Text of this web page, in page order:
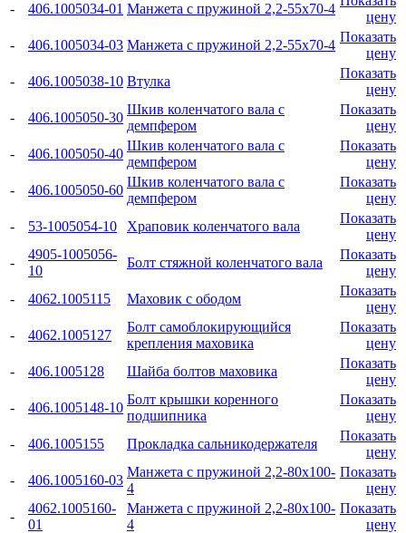
-
406.1005034-01 Манжета с пружиной 2,2-55x70-4
цену
-
406.1005034-03 Манжета с пружиной 2,2-55x70-4
Показать
цену
-
406.1005038-10 Втулка
Показать
цену
-
406.1005050-30
Шкив коленчатого вала с
демпфером
Показать
цену
-
406.1005050-40
Шкив коленчатого вала с
демпфером
Показать
цену
-
406.1005050-60
Шкив коленчатого вала с
демпфером
Показать
цену
-
53-1005054-10 Храповик коленчатого вала
Показать
цену
-
4905-1005056-
10
Болт стяжной коленчатого вала
Показать
цену
-
4062.1005115 Маховик с ободом
Показать
цену
-
4062.1005127
Болт самоблокирующийся
крепления маховика
Показать
цену
-
406.1005128 Шайба болтов маховика
Показать
цену
-
406.1005148-10
Болт крышки коренного
подшипника
Показать
цену
-
406.1005155 Прокладка сальникодержателя
Показать
цену
-
406.1005160-03
Манжета с пружиной 2,2-80x100-
4
Показать
цену
-
4062.1005160-
01
Манжета с пружиной 2,2-80x100-
4
Показать
цену